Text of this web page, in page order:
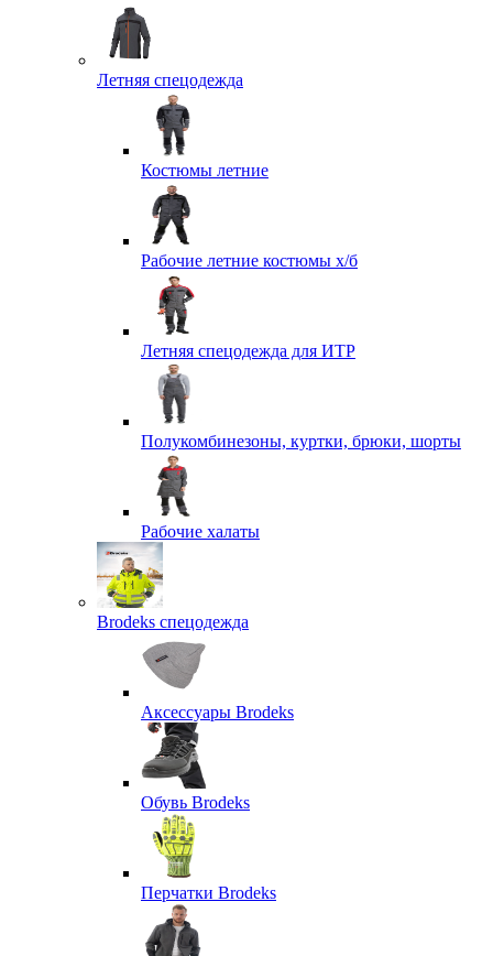
Летняя спецодежда
Костюмы летние
Рабочие летние костюмы х/б
Летняя спецодежда для ИТР
Полукомбинезоны, куртки, брюки, шорты
Рабочие халаты
Brodeks спецодежда
Аксессуары Brodeks
Обувь Brodeks
Перчатки Brodeks